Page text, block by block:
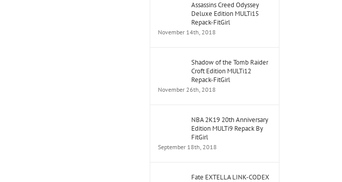
Assassins Creed Odyssey
Deluxe Edition MULTi15
Repack-FitGirl
November 14th, 2018
Shadow of the Tomb Raider
Croft Edition MULTi12
Repack-FitGirl
November 26th, 2018
NBA 2K19 20th Anniversary
Edition MULTi9 Repack By
FitGirl
September 18th, 2018
Fate EXTELLA LINK-CODEX